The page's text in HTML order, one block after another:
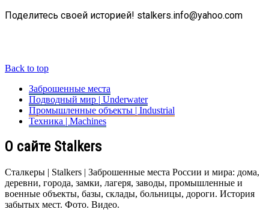
Поделитесь своей историей! stalkers.info@yahoo.com
Back to top
Заброшенные места
Подводный мир | Underwater
Промышленные объекты | Industrial
Техника | Machines
О сайте Stalkers
Сталкеры | Stalkers | Заброшенные места России и мира: дома,
деревни, города, замки, лагеря, заводы, промышленные и
военные объекты, базы, склады, больницы, дороги. История
забытых мест. Фото. Видео.